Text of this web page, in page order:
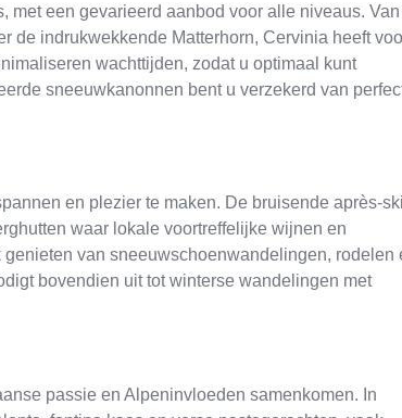
met een gevarieerd aanbod voor alle niveaus. Van
de indrukwekkende Matterhorn, Cervinia heeft
wachttijden, zodat u optimaal kunt
sneeuwkanonnen bent u verzekerd van
en plezier te maken. De bruisende après-
waar lokale voortreffelijke wijnen en
van sneeuwschoenwandelingen, rodelen
bovendien uit tot winterse wandelingen met
passie en Alpeninvloeden samenkomen. In